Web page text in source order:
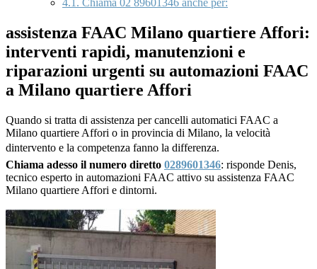
assistenza FAAC Milano quartiere Affori:
interventi rapidi, manutenzioni e
riparazioni urgenti su automazioni FAAC
a Milano quartiere Affori
Quando si tratta di assistenza per cancelli automatici FAAC a
Milano quartiere Affori o in provincia di Milano, la velocità
dintervento e la competenza fanno la differenza.
Chiama adesso il numero diretto 0289601346: risponde Denis,
tecnico esperto in automazioni FAAC attivo su assistenza FAAC
Milano quartiere Affori e dintorni.